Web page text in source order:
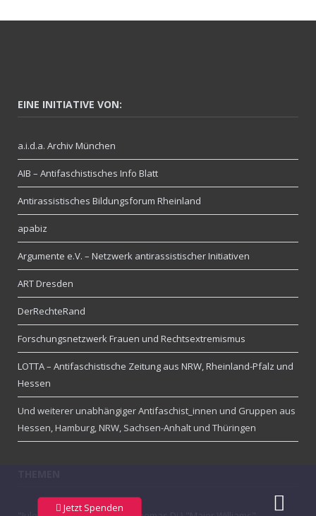
EINE INITIATIVE VON:
a.i.d.a. Archiv München
AIB – Antifaschistisches Info Blatt
Antirassistisches Bildungsforum Rheinland
apabiz
Argumente e.V. – Netzwerk antirassistischer Initiativen
ART Dresden
DerRechteRand
Forschungsnetzwerk Frauen und Rechtsextremismus
LOTTA – Antifaschistische Zeitung aus NRW, Rheinland-Pfalz und
Hessen
Und weiterer unabhängiger Antifaschist_innen und Gruppen aus
Hessen, Hamburg, NRW, Sachsen-Anhalt und Thüringen
Jetzt Spenden